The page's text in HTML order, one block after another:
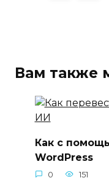
Вам также
Как с
WordPress
0 151